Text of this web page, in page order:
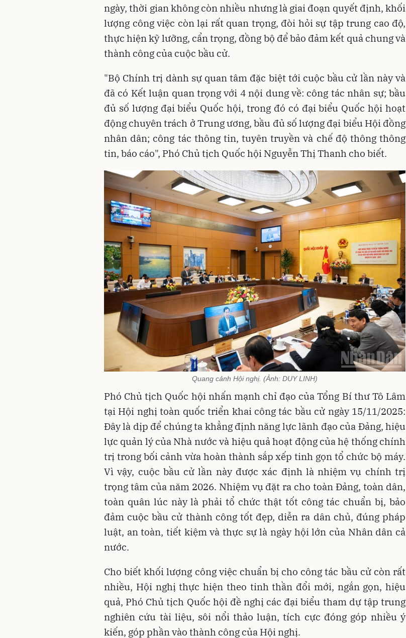
ngày, thời gian không còn nhiều nhưng là giai đoạn quyết định, khối
lượng công việc còn lại rất quan trọng, đòi hỏi sự tập trung cao độ,
thực hiện kỹ lưỡng, cẩn trọng, đồng bộ để bảo đảm kết quả chung và
thành công của cuộc bầu cử.
"Bộ Chính trị dành sự quan tâm đặc biệt tới cuộc bầu cử lần này và
đã có Kết luận quan trọng với 4 nội dung về: công tác nhân sự; bầu
đủ số lượng đại biểu Quốc hội, trong đó có đại biểu Quốc hội hoạt
động chuyên trách ở Trung ương, bầu đủ số lượng đại biểu Hội đồng
nhân dân; công tác thông tin, tuyên truyền và chế độ thông thông
tin, báo cáo", Phó Chủ tịch Quốc hội Nguyễn Thị Thanh cho biết.
Quang cảnh Hội nghị. (Ảnh: DUY LINH)
Phó Chủ tịch Quốc hội nhấn mạnh chỉ đạo của Tổng Bí thư Tô Lâm
tại Hội nghị toàn quốc triển khai công tác bầu cử ngày 15/11/2025:
Đây là dịp để chúng ta khẳng định năng lực lãnh đạo của Đảng, hiệu
lực quản lý của Nhà nước và hiệu quả hoạt động của hệ thống chính
trị trong bối cảnh vừa hoàn thành sắp xếp tinh gọn tổ chức bộ máy.
Vì vậy, cuộc bầu cử lần này được xác định là nhiệm vụ chính trị
trọng tâm của năm 2026. Nhiệm vụ đặt ra cho toàn Đảng, toàn dân,
toàn quân lúc này là phải tổ chức thật tốt công tác chuẩn bị, bảo
đảm cuộc bầu cử thành công tốt đẹp, diễn ra dân chủ, đúng pháp
luật, an toàn, tiết kiệm và thực sự là ngày hội lớn của Nhân dân cả
nước.
Cho biết khối lượng công việc chuẩn bị cho công tác bầu cử còn rất
nhiều, Hội nghị thực hiện theo tinh thần đổi mới, ngắn gọn, hiệu
quả, Phó Chủ tịch Quốc hội đề nghị các đại biểu tham dự tập trung
nghiên cứu tài liệu, sôi nổi thảo luận, tích cực đóng góp nhiều ý
kiến, góp phần vào thành công của Hội nghị.